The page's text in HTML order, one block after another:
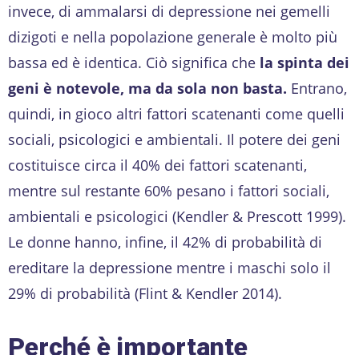
invece, di ammalarsi di depressione nei gemelli
dizigoti e nella popolazione generale è molto più
bassa ed è identica. Ciò significa che la spinta dei
geni è notevole, ma da sola non basta. Entrano,
quindi, in gioco altri fattori scatenanti come quelli
sociali, psicologici e ambientali. Il potere dei geni
costituisce circa il 40% dei fattori scatenanti,
mentre sul restante 60% pesano i fattori sociali,
ambientali e psicologici (Kendler & Prescott 1999).
Le donne hanno, infine, il 42% di probabilità di
ereditare la depressione mentre i maschi solo il
29% di probabilità (Flint & Kendler 2014).
Perché è importante